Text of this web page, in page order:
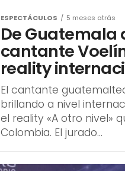
ESPECTÁCULOS 5 meses atrás
De Guatemala
cantante
reality
El cantante
brillando a nivel
el reality «A otro nivel»
Colombia. El jurado...